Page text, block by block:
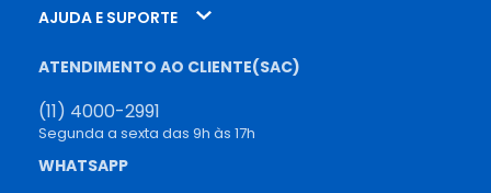
AJUDA E SUPORTE
ATENDIMENTO AO CLIENTE(SAC)
(11) 4000-2991
Segunda a sexta das 9h às 17h
WHATSAPP